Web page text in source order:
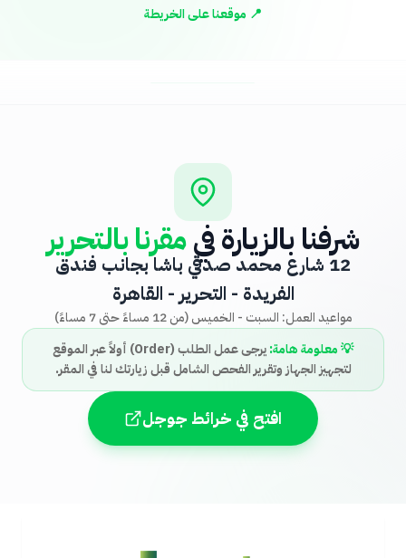
📍 موقعنا على الخريطة
شرفنا بالزيارة فيمقرنا بالتحرير
12 شارع محمد صدقي باشا بجانب فندق
الفريدة - التحرير - القاهرة
مواعيد العمل: السبت - الخميس (من 12 مساءً حتى 7 مساءً)
💡 معلومة هامة:
يرجى عمل الطلب (Order) أولاً عبر الموقع
لتجهيز الجهاز وتقرير الفحص الشامل قبل زيارتك لنا في المقر.
افتح في خرائط جوجل